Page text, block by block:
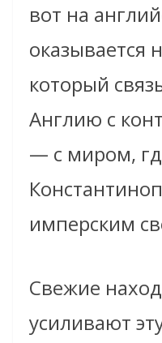
вот на
оказывается
который
Англию с
— с миром,
имперским
Свежие
усиливают